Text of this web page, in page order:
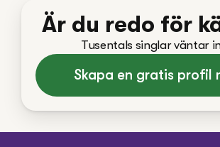
Är du redo för
Tusentals singlar väntar
Skapa en gratis profil